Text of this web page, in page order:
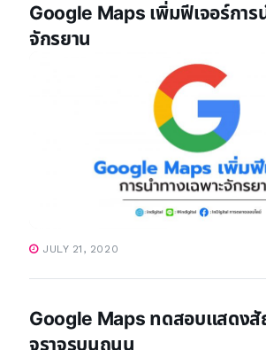
Google Maps เพิ่มฟีเจอร์การ
จักรยาน
JULY 21, 2020
Google Maps ทดสอบแสดง
จราจรบนถนน